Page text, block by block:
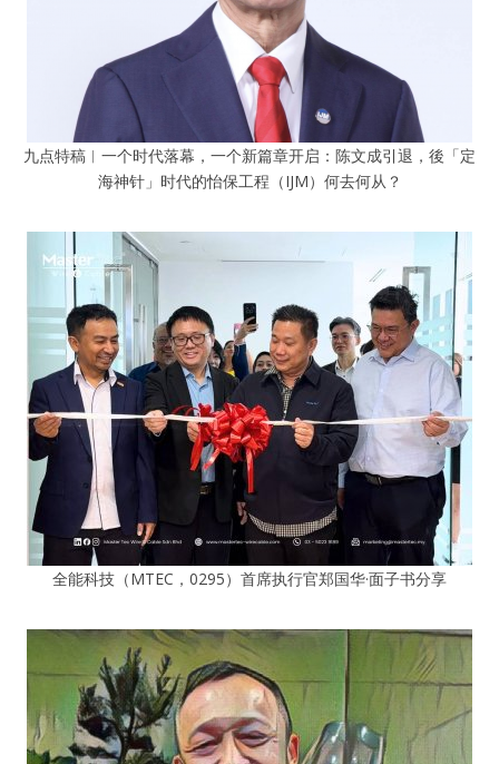
九点特稿︱一个时代落幕，一个新篇章开启：陈文成引退，後「定
海神针」时代的怡保工程（IJM）何去何从？
全能科技（MTEC，0295）首席执行官郑国华·面子书分享